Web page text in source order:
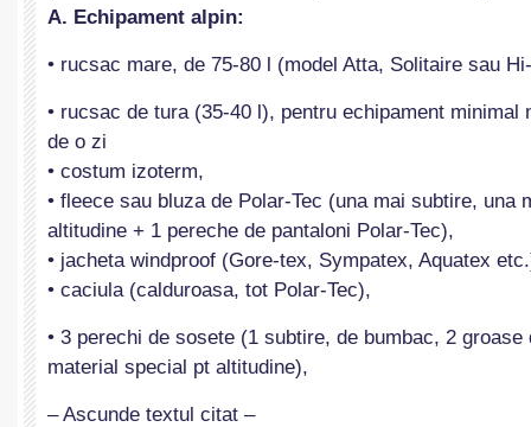
A. Echipament alpin:
• rucsac mare, de 75-80 l (model Atta, Solitaire sau
• rucsac de tura (35-40 l), pentru echipament minimal
de o zi
• costum izoterm,
• fleece sau bluza de Polar-Tec (una mai subtire, una
altitudine + 1 pereche de pantaloni Polar-Tec),
• jacheta windproof (Gore-tex, Sympatex, Aquatex
• caciula (calduroasa, tot Polar-Tec),
• 3 perechi de sosete (1 subtire, de bumbac, 2 groase
material special pt altitudine),
– Ascunde textul citat –